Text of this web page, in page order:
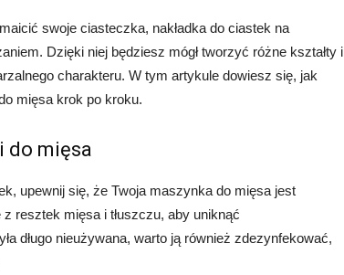
swoje ciasteczka, nakładka do ciastek na
Dzięki niej będziesz mógł tworzyć różne kształty i
charakteru. W tym artykule dowiesz się, jak
mięsa krok po kroku.
do mięsa
upewnij się, że Twoja maszynka do mięsa jest
resztek mięsa i tłuszczu, aby uniknąć
długo nieużywana, warto ją również zdezynfekować,